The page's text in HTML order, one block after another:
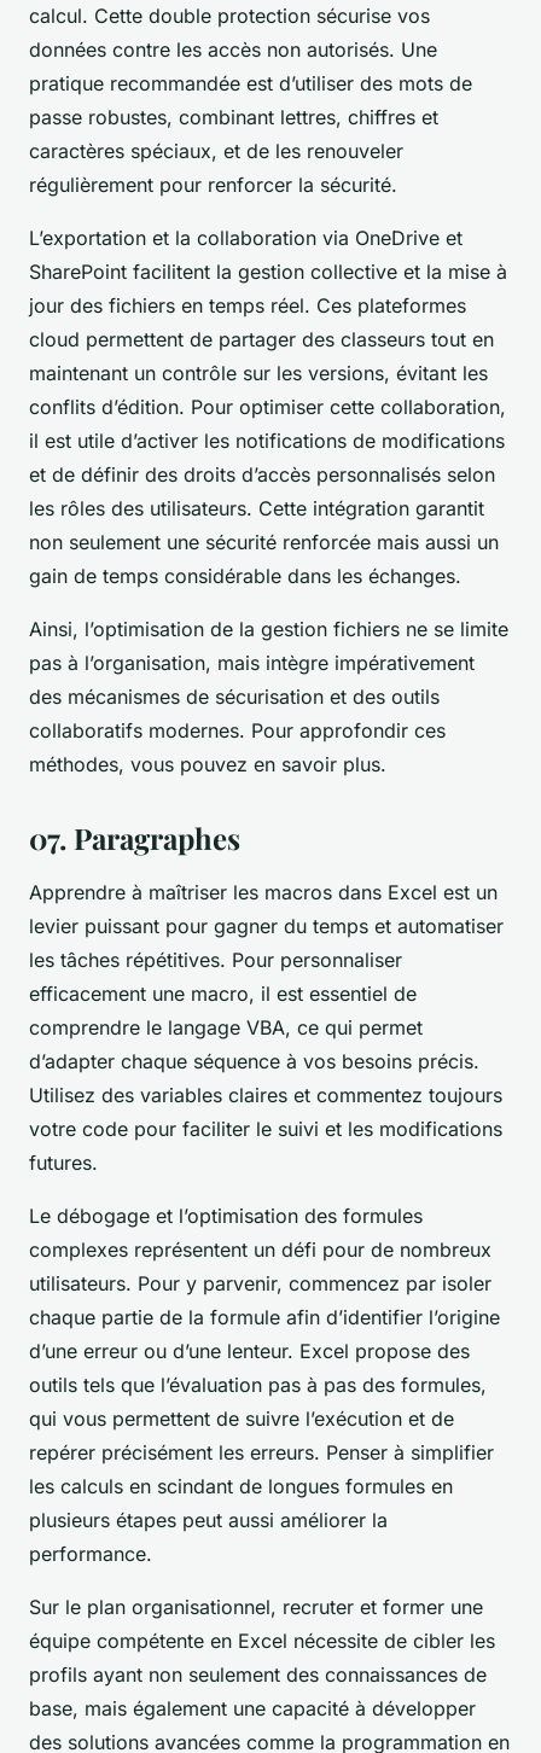
calcul. Cette double protection sécurise vos
données contre les accès non autorisés. Une
pratique recommandée est d’utiliser des mots de
passe robustes, combinant lettres, chiffres et
caractères spéciaux, et de les renouveler
régulièrement pour renforcer la sécurité.
L’exportation et la collaboration via OneDrive et
SharePoint facilitent la gestion collective et la mise à
jour des fichiers en temps réel. Ces plateformes
cloud permettent de partager des classeurs tout en
maintenant un contrôle sur les versions, évitant les
conflits d’édition. Pour optimiser cette collaboration,
il est utile d’activer les notifications de modifications
et de définir des droits d’accès personnalisés selon
les rôles des utilisateurs. Cette intégration garantit
non seulement une sécurité renforcée mais aussi un
gain de temps considérable dans les échanges.
Ainsi, l’optimisation de la gestion fichiers ne se limite
pas à l’organisation, mais intègre impérativement
des mécanismes de sécurisation et des outils
collaboratifs modernes. Pour approfondir ces
méthodes, vous pouvez en savoir plus.
07. Paragraphes
Apprendre à maîtriser les macros dans Excel est un
levier puissant pour gagner du temps et automatiser
les tâches répétitives. Pour personnaliser
efficacement une macro, il est essentiel de
comprendre le langage VBA, ce qui permet
d’adapter chaque séquence à vos besoins précis.
Utilisez des variables claires et commentez toujours
votre code pour faciliter le suivi et les modifications
futures.
Le débogage et l’optimisation des formules
complexes représentent un défi pour de nombreux
utilisateurs. Pour y parvenir, commencez par isoler
chaque partie de la formule afin d’identifier l’origine
d’une erreur ou d’une lenteur. Excel propose des
outils tels que l’évaluation pas à pas des formules,
qui vous permettent de suivre l’exécution et de
repérer précisément les erreurs. Penser à simplifier
les calculs en scindant de longues formules en
plusieurs étapes peut aussi améliorer la
performance.
Sur le plan organisationnel, recruter et former une
équipe compétente en Excel nécessite de cibler les
profils ayant non seulement des connaissances de
base, mais également une capacité à développer
des solutions avancées comme la programmation en